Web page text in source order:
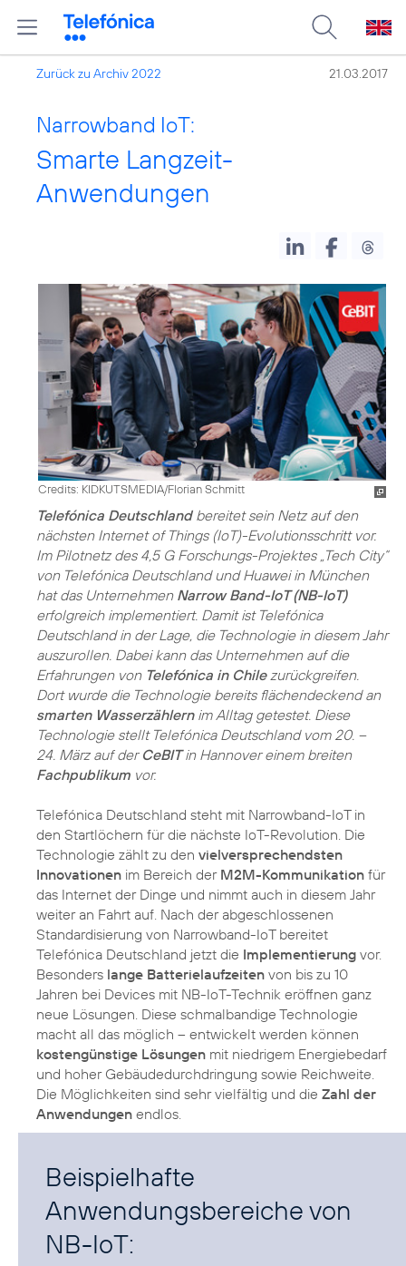
Zurück zu Archiv 2022 21.03.2017
Narrowband IoT:
Smarte Langzeit-
Anwendungen
Credits: KIDKUTSMEDIA/Florian Schmitt
Telefónica Deutschlandbereitet sein Netz auf den
nächsten Internet of Things (IoT)-Evolutionsschritt vor.
Im Pilotnetz des 4,5 G Forschungs-Projektes „Tech City“
von Telefónica Deutschland und Huawei in München
hat das Unternehmen Narrow Band-IoT (NB-IoT)
erfolgreich implementiert. Damit ist Telefónica
Deutschland in der Lage, die Technologie in diesem Jahr
auszurollen. Dabei kann das Unternehmen auf die
Erfahrungen von Telefónica in Chilezurückgreifen.
Dort wurde die Technologie bereits flächendeckend an
smarten Wasserzählernim Alltag getestet. Diese
Technologie stellt Telefónica Deutschland vom 20. –
24. März auf der CeBITin Hannover einem breiten
Fachpublikum vor.
Telefónica Deutschland steht mit Narrowband-IoT in
den Startlöchern für die nächste IoT-Revolution. Die
Technologie zählt zu den vielversprechendsten
Innovationen im Bereich der M2M-Kommunikation für
das Internet der Dinge und nimmt auch in diesem Jahr
weiter an Fahrt auf. Nach der abgeschlossenen
Standardisierung von Narrowband-IoT bereitet
Telefónica Deutschland jetzt die Implementierung vor.
Besonders lange Batterielaufzeiten von bis zu 10
Jahren bei Devices mit NB-IoT-Technik eröffnen ganz
neue Lösungen. Diese schmalbandige Technologie
macht all das möglich – entwickelt werden können
kostengünstige Lösungen mit niedrigem Energiebedarf
und hoher Gebäudedurchdringung sowie Reichweite.
Die Möglichkeiten sind sehr vielfältig und die Zahl der
Anwendungen endlos.
Beispielhafte
Anwendungsbereiche von
NB-IoT: